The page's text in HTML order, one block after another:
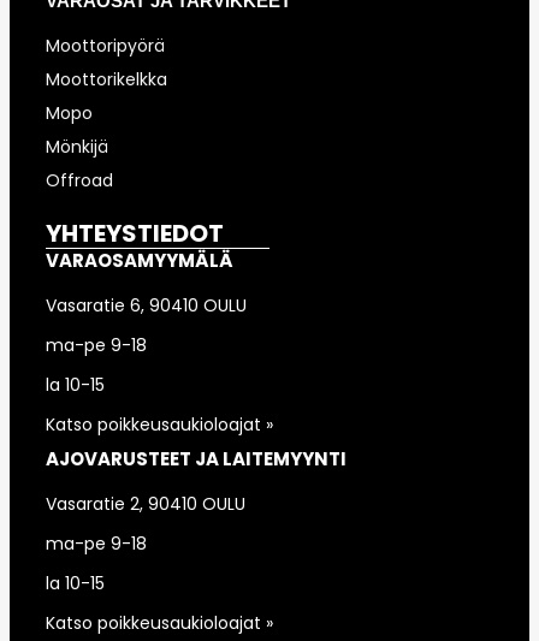
Moottoripyörä
Moottorikelkka
Mopo
Mönkijä
Offroad
YHTEYSTIEDOT
VARAOSAMYYMÄLÄ
Vasaratie 6, 90410 OULU
ma-pe 9-18
la 10-15
Katso poikkeusaukioloajat »
AJOVARUSTEET JA LAITEMYYNTI
Vasaratie 2, 90410 OULU
ma-pe 9-18
la 10-15
Katso poikkeusaukioloajat »